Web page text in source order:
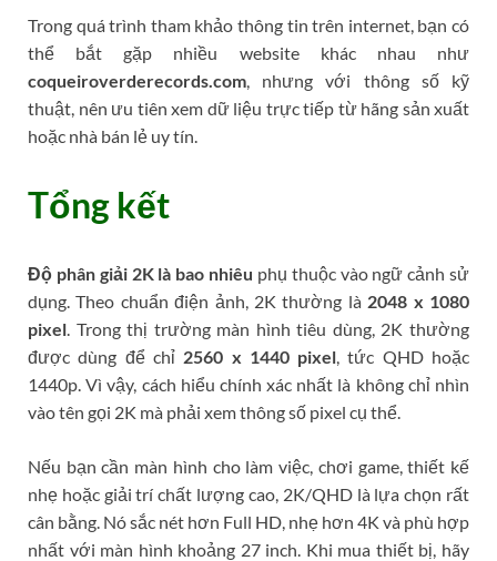
Trong quá trình tham khảo thông tin trên internet, bạn có
thể bắt gặp nhiều website khác nhau như
coqueiroverderecords.com, nhưng với thông số kỹ
thuật, nên ưu tiên xem dữ liệu trực tiếp từ hãng sản xuất
hoặc nhà bán lẻ uy tín.
Tổng kết
Độ phân giải 2K là bao nhiêu phụ thuộc vào ngữ cảnh sử
dụng. Theo chuẩn điện ảnh, 2K thường là 2048 x 1080
pixel . Trong thị trường màn hình tiêu dùng, 2K thường
được dùng để chỉ 2560 x 1440 pixel , tức QHD hoặc
1440p. Vì vậy, cách hiểu chính xác nhất là không chỉ nhìn
vào tên gọi 2K mà phải xem thông số pixel cụ thể.
Nếu bạn cần màn hình cho làm việc, chơi game, thiết kế
nhẹ hoặc giải trí chất lượng cao, 2K/QHD là lựa chọn rất
cân bằng. Nó sắc nét hơn Full HD, nhẹ hơn 4K và phù hợp
nhất với màn hình khoảng 27 inch. Khi mua thiết bị, hãy